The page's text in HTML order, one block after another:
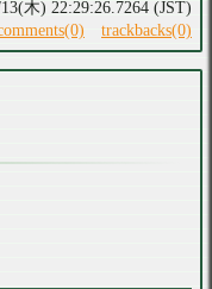
木) 22:29:26.7264 (JST)
trackbacks(0)